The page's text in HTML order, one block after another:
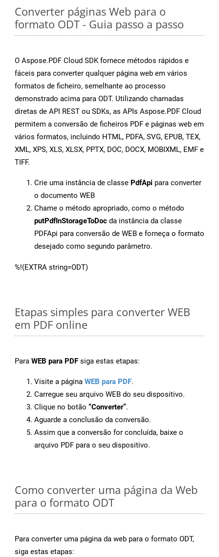
Converter páginas Web para o
formato ODT - Guia passo a passo
O Aspose.PDF Cloud SDK fornece métodos rápidos e
fáceis para converter qualquer página web em vários
formatos de ficheiro, semelhante ao processo
demonstrado acima para ODT. Utilizando chamadas
diretas de API REST ou SDKs, as APIs Aspose.PDF Cloud
permitem a conversão de ficheiros PDF e páginas web em
vários formatos, incluindo HTML, PDFA, SVG, EPUB, TEX,
XML, XPS, XLS, XLSX, PPTX, DOC, DOCX, MOBIXML, EMF e
TIFF.
Crie uma instância de classe PdfApi para converter
o documento WEB
Chame o método apropriado, como o método
putPdfInStorageToDoc da instância da classe
PDFApi para conversão de WEB e forneça o formato
desejado como segundo parâmetro.
%!(EXTRA string=ODT)
Etapas simples para converter WEB
em PDF online
Para WEB para PDF siga estas etapas:
Visite a página WEB para PDF.
Carregue seu arquivo WEB do seu dispositivo.
Clique no botão “Converter”.
Aguarde a conclusão da conversão.
Assim que a conversão for concluída, baixe o
arquivo PDF para o seu dispositivo.
Como converter uma página da Web
para o formato ODT
Para converter uma página da web para o formato ODT,
siga estas etapas: